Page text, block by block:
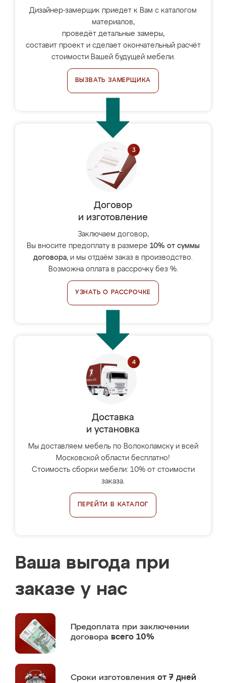
Дизайнер-замерщик приедет к Вам с каталогом
материалов,
проведёт детальные замеры,
составит проект и сделает окончательный расчёт
стоимости Вашей будущей мебели.
ВЫЗВАТЬ ЗАМЕРЩИКА
Договор
и изготовление
Заключаем договор,
Вы вносите предоплату в размере 10% от суммы
договора, и мы отдаём заказ в производство.
Возможна оплата в рассрочку без %.
УЗНАТЬ О РАССРОЧКЕ
Доставка
и установка
Мы доставляем мебель по Волоколамску и всей
Московской области бесплатно!
Стоимость сборки мебели: 10% от стоимости
заказа.
ПЕРЕЙТИ В КАТАЛОГ
Ваша выгода при
заказе у нас
Предоплата при заключении
договора всего 10%
Сроки изготовления от 7 дней